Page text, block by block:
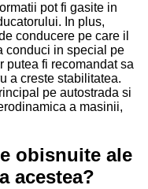
pot fi gasite in
In plus,
conducere pe care il
conduci in special pe
putea fi recomandat sa
a creste stabilitatea.
pe autostrada si
a masinii,
obisnuite ale
acestea?